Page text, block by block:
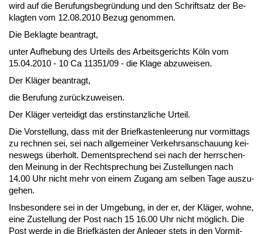
wird auf die Be­ru­fungs­be­gründung und den Schrift­satz der Be­
klag­ten vom 12.08.2010 Be­zug ge­nom­men.
Die Be­klag­te be­an­tragt,
un­ter Auf­he­bung des Ur­teils des Ar­beits­ge­richts Köln vom
15.04.2010 - 10 Ca 11351/09 - die Kla­ge ab­zu­wei­sen.
Der Kläger be­an­tragt,
die Be­ru­fung zurück­zu­wei­sen.
Der Kläger ver­tei­digt das erst­in­stanz­li­che Ur­teil.
Die Vor­stel­lung, dass mit der Brief­kas­ten­lee­rung nur vor­mit­tags
zu rech­nen sei, sei nach all­ge­mei­ner Ver­kehrs­an­schau­ung kei­
nes­wegs über­holt. Dem­ent­spre­chend sei nach der herr­schen­
den Mei­nung in der Recht­spre­chung bei Zu­stel­lun­gen nach
14.00 Uhr nicht mehr von ei­nem Zu­gang am sel­ben Ta­ge aus­zu­
ge­hen.
Ins­be­son­de­re sei in der Um­ge­bung, in der er, der Kläger, woh­ne,
ei­ne Zu­stel­lung der Post nach 15 16.00 Uhr nicht möglich. Die
Post wer­de in die Briefkästen der An­le­ger stets in den Vor­mit­